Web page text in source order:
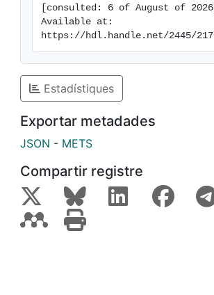
[consulted: 6 of August of
Available at:
https://hdl.handle.net/2445/
Estadístiques
Exportar metadades
JSON - METS
Compartir registre